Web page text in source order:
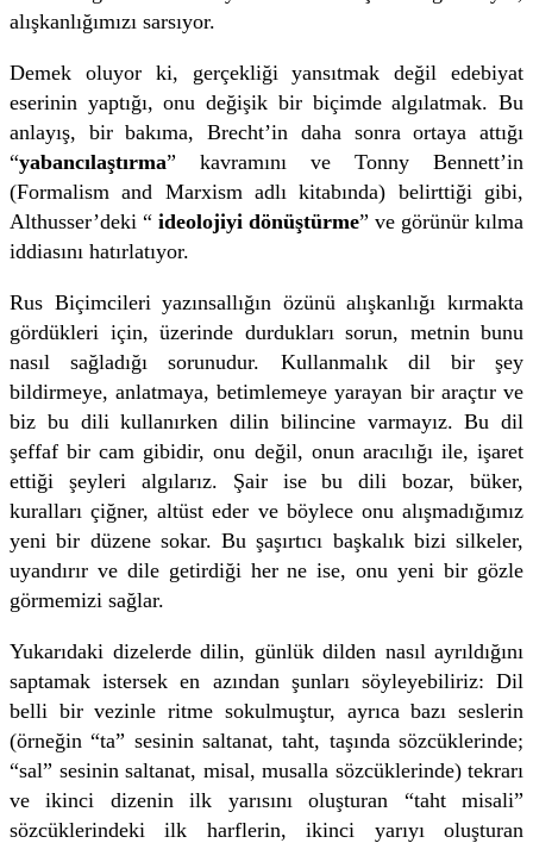
alışkanlığımızı sarsıyor.
Demek oluyor ki, gerçekliği yansıtmak değil edebiyat
eserinin yaptığı, onu değişik bir biçimde algılatmak. Bu
anlayış, bir bakıma, Brecht’in daha sonra ortaya attığı
“yabancılaştırma” kavramını ve Tonny Bennett’in
(Formalism and Marxism adlı kitabında) belirttiği gibi,
Althusser’deki “ ideolojiyi dönüştürme” ve görünür kılma
iddiasını hatırlatıyor.
Rus Biçimcileri yazınsallığın özünü alışkanlığı kırmakta
gördükleri için, üzerinde durdukları sorun, metnin bunu
nasıl sağladığı sorunudur. Kullanmalık dil bir şey
bildirmeye, anlatmaya, betimlemeye yarayan bir araçtır ve
biz bu dili kullanırken dilin bilincine varmayız. Bu dil
şeffaf bir cam gibidir, onu değil, onun aracılığı ile, işaret
ettiği şeyleri algılarız. Şair ise bu dili bozar, büker,
kuralları çiğner, altüst eder ve böylece onu alışmadığımız
yeni bir düzene sokar. Bu şaşırtıcı başkalık bizi silkeler,
uyandırır ve dile getirdiği her ne ise, onu yeni bir gözle
görmemizi sağlar.
Yukarıdaki dizelerde dilin, günlük dilden nasıl ayrıldığını
saptamak istersek en azından şunları söyleyebiliriz: Dil
belli bir vezinle ritme sokulmuştur, ayrıca bazı seslerin
(örneğin “ta” sesinin saltanat, taht, taşında sözcüklerinde;
“sal” sesinin saltanat, misal, musalla sözcüklerinde) tekrarı
ve ikinci dizenin ilk yarısını oluşturan “taht misali”
sözcüklerindeki ilk harflerin, ikinci yarıyı oluşturan